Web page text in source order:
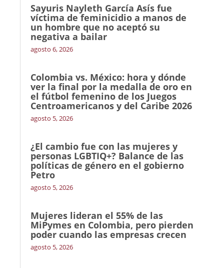
Sayuris Nayleth García Asís fue
víctima de feminicidio a manos de
un hombre que no aceptó su
negativa a bailar
agosto 6, 2026
Colombia vs. México: hora y dónde
ver la final por la medalla de oro en
el fútbol femenino de los Juegos
Centroamericanos y del Caribe 2026
agosto 5, 2026
¿El cambio fue con las mujeres y
personas LGBTIQ+? Balance de las
políticas de género en el gobierno
Petro
agosto 5, 2026
Mujeres lideran el 55% de las
MiPymes en Colombia, pero pierden
poder cuando las empresas crecen
agosto 5, 2026